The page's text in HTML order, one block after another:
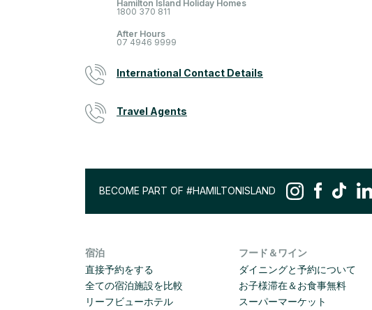
Hamilton Island Holiday Homes
1800 370 811
After Hours
07 4946 9999
International Contact Details
Travel Agents
BECOME PART OF #HAMILTONISLAND
宿泊
直接予約をする
全ての宿泊施設を比較
リーフビューホテル
フード＆ワイン
ダイニングと予約について
お子様滞在＆お食事無料
スーパーマーケット